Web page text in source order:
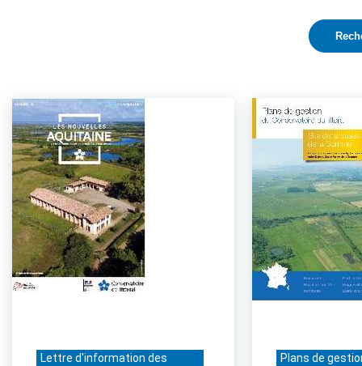
Lettre d'information des
Plans de